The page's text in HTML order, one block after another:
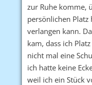
zur Ruhe komme,
persönlichen
verlangen kann.
kam, dass ich
nicht mal eine
ich hatte keine
weil ich ein Stück